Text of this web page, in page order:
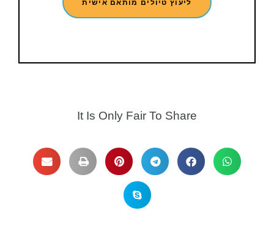
ליעוץ טיולים מותאם אישית
It Is Only Fair To Share​